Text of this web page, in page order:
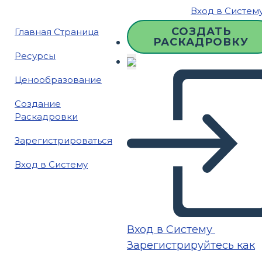
Вход в
Главная Страница
Ресурсы
Ценообразование
Создание
Раскадровки
Зарегистрироваться
Вход в Систему
СОЗДАТЬ
РАСКАДРОВКУ
Вход в Систему
Зарегистрируйтесь как